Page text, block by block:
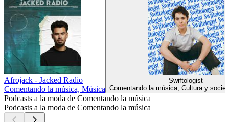
Afrojack - Jacked Radio
Comentando la música, Música
Swiftologist
Comentando la música, Cultura y
Podcasts a la moda de Comentando la música
Podcasts a la moda de Comentando la música